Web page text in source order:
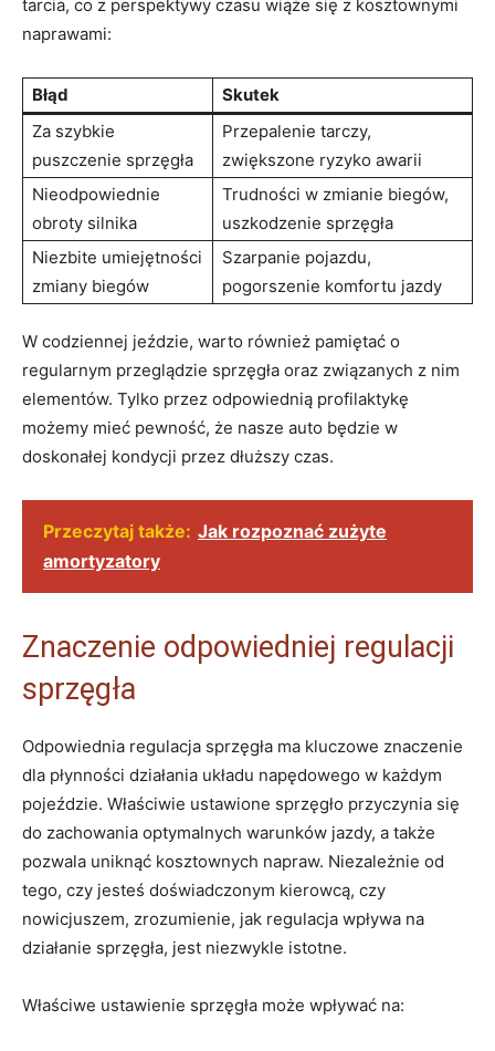
tarcia, co z perspektywy czasu wiąże się z kosztownymi
naprawami:
Błąd
Skutek
Za szybkie
puszczenie sprzęgła
Przepalenie tarczy,
⁣zwiększone ryzyko ⁤awarii
Nieodpowiednie
obroty silnika
Trudności w zmianie biegów,
uszkodzenie sprzęgła
Niezbite umiejętności
zmiany biegów
Szarpanie⁣ pojazdu,
pogorszenie komfortu​ jazdy
W codziennej jeździe,⁣ warto również pamiętać ⁢o
regularnym ‍przeglądzie ⁣sprzęgła oraz związanych z nim
elementów. Tylko przez odpowiednią profilaktykę
możemy mieć ⁣pewność, że nasze​ auto będzie w
doskonałej kondycji‌ przez dłuższy ‌czas.
Przeczytaj także: Jak rozpoznać zużyte
amortyzatory
Znaczenie odpowiedniej regulacji
sprzęgła
Odpowiednia regulacja sprzęgła⁤ ma kluczowe znaczenie
‍dla płynności ‌działania układu napędowego w każdym
pojeździe. ⁢Właściwie ustawione sprzęgło przyczynia się
do ⁤zachowania optymalnych warunków jazdy, a także
pozwala‍ uniknąć kosztownych‌ napraw.⁤ Niezależnie ⁢od⁢
tego, ⁢czy jesteś doświadczonym kierowcą, czy
nowicjuszem,‌ zrozumienie, ‍jak regulacja wpływa na
⁤działanie sprzęgła, jest ⁤niezwykle ‌istotne.
Właściwe ustawienie‍ sprzęgła może⁢ wpływać na: